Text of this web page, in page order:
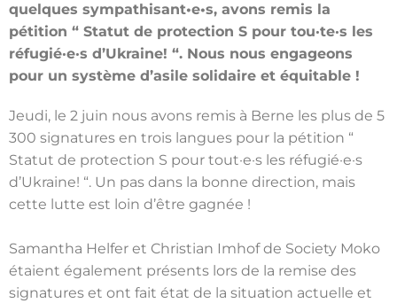
quelques sympathisant•e•s, avons remis la
pétition “ Statut de protection S pour tou·te·s les
réfugié·e·s d’Ukraine! “. Nous nous engageons
pour un système d’asile solidaire et équitable !
Jeudi, le 2 juin nous avons remis à Berne les plus de 5
300 signatures en trois langues pour la pétition “
Statut de protection S pour tout·e·s les réfugié·e·s
d’Ukraine! “. Un pas dans la bonne direction, mais
cette lutte est loin d’être gagnée !
Samantha Helfer et Christian Imhof de Society Moko
étaient également présents lors de la remise des
signatures et ont fait état de la situation actuelle et